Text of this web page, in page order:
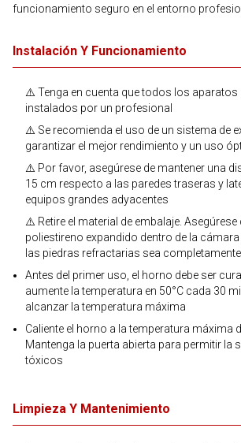
funcionamiento seguro en el entorno
Instalación Y Funcionamiento
⚠️ Tenga en cuenta que todos los aparatos
instalados por un profesional
⚠️ Se recomienda el uso de un sistema de
garantizar el mejor rendimiento y un uso
⚠️ Por favor, asegúrese de mantener una
15 cm respecto a las paredes traseras y
equipos grandes adyacentes
⚠️ Retire el material de embalaje. Asegúrese
poliestireno expandido dentro de la
las piedras refractarias sea
Antes del primer uso, el horno debe ser
aumente la temperatura en 50°C cada 30
alcanzar la temperatura máxima
Caliente el horno a la temperatura máxima
Mantenga la puerta abierta para permitir la
tóxicos
Limpieza Y Mantenimiento